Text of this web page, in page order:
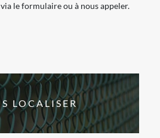
le formulaire ou à nous appeler.
LOCALISER